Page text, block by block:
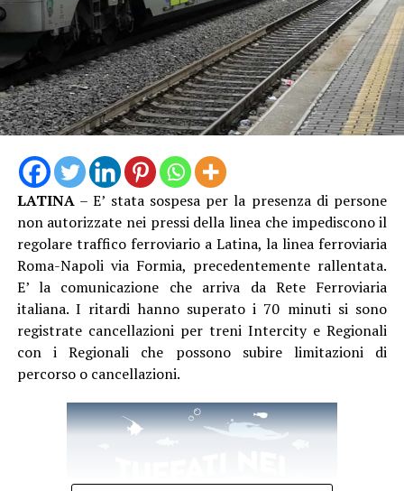
LATINA– E’ stata sospesa per la presenza di persone
non autorizzate nei pressi della linea che impediscono il
regolare traffico ferroviario a Latina, la linea ferroviaria
Roma-Napoli via Formia, precedentemente rallentata.
E’ la comunicazione che arriva da Rete Ferroviaria
italiana. I ritardi hanno superato i 70 minuti si sono
registrate cancellazioni per treni Intercity e Regionali
con i Regionali che possono subire limitazioni di
percorso o cancellazioni.